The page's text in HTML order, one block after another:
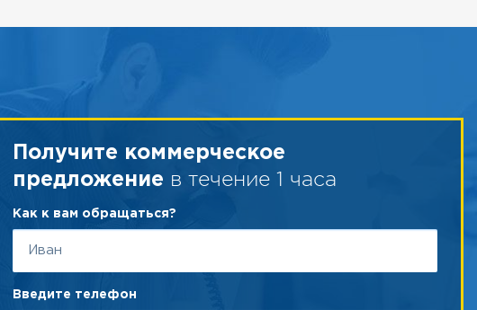
Получите коммерческое
предложение в течение 1 часа
Как к вам обращаться?
Введите телефон